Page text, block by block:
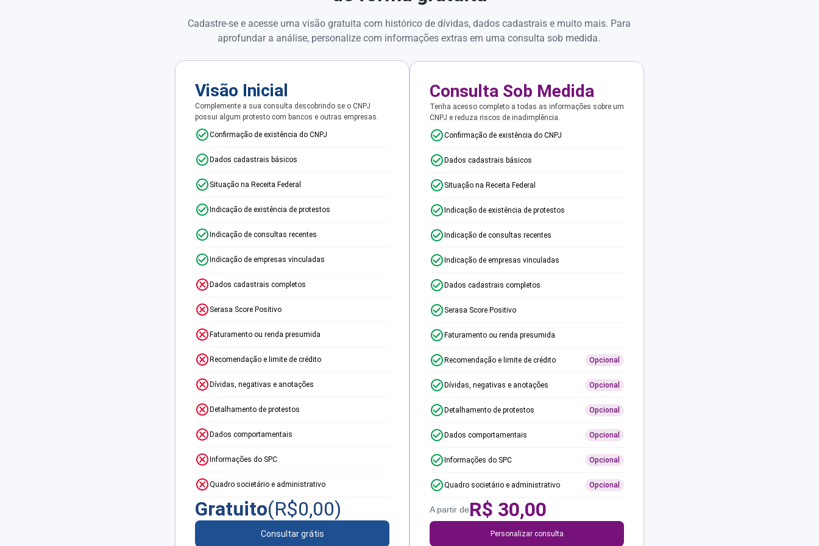
Cadastre-se e acesse uma visão gratuita com histórico de dívidas, dados cadastrais e muito mais. Para
aprofundar a análise, personalize com informações extras em uma consulta sob medida.
Visão Inicial
Complemente a sua consulta descobrindo se o CNPJ
possui algum protesto com bancos e outras empresas.
Confirmação de existência do CNPJ
Dados cadastrais básicos
Situação na Receita Federal
Indicação de existência de protestos
Indicação de consultas recentes
Indicação de empresas vinculadas
Dados cadastrais completos
Serasa Score Positivo
Faturamento ou renda presumida
Recomendação e limite de crédito
Dívidas, negativas e anotações
Detalhamento de protestos
Dados comportamentais
Informações do SPC
Quadro societário e administrativo
Gratuito(R$0,00)
Consultar grátis
Consulta Sob Medida
Tenha acesso completo a todas as informações sobre um
CNPJ e reduza riscos de inadimplência.
Confirmação de existência do CNPJ
Dados cadastrais básicos
Situação na Receita Federal
Indicação de existência de protestos
Indicação de consultas recentes
Indicação de empresas vinculadas
Dados cadastrais completos
Serasa Score Positivo
Faturamento ou renda presumida
Recomendação e limite de crédito Opcional
Dívidas, negativas e anotações Opcional
Detalhamento de protestos Opcional
Dados comportamentais Opcional
Informações do SPC Opcional
Quadro societário e administrativo Opcional
A partir deR$ 30,00
Personalizar consulta